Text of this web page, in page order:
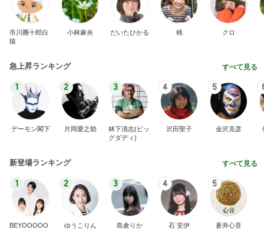
市川團十郎白
猿
小林麻央 だいたひかる 桃 クロ
急上昇ランキング すべて見る
1
デーモン閣下
2
片岡愛之助
3
林下清志(ビッ
グダディ)
4
沢田聖子
5
金沢克彦
新登場ランキング すべて見る
1
BEYOOOOO
2
ゆうこりん
3
島倉りか
4
石 安伊
5
蒼井心音